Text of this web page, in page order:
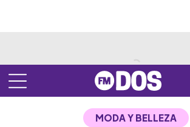
MODA Y BELLEZA